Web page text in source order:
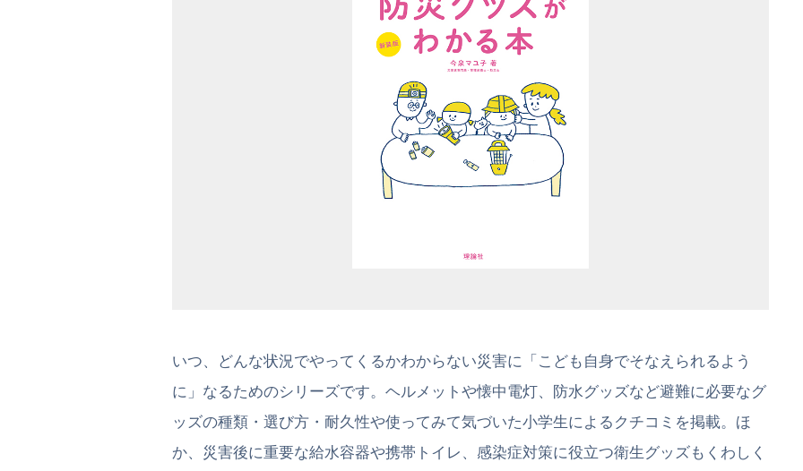
いつ、どんな状況でやってくるかわからない災害に「こども自身でそなえられるよう
に」なるためのシリーズです。ヘルメットや懐中電灯、防水グッズなど避難に必要なグ
ッズの種類・選び方・耐久性や使ってみて気づいた小学生によるクチコミを掲載。ほ
か、災害後に重要な給水容器や携帯トイレ、感染症対策に役立つ衛生グッズもくわしく